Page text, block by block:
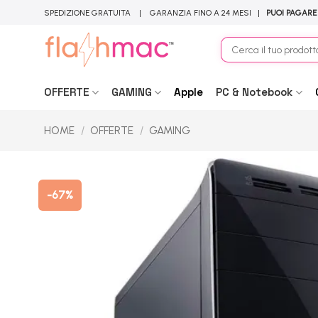
SPEDIZIONE GRATUITA | GARANZIA FINO A 24 MESI | PUOI
Cerca:
OFFERTE GAMING Apple PC & Notebook
HOME / OFFERTE / GAMING
-67%